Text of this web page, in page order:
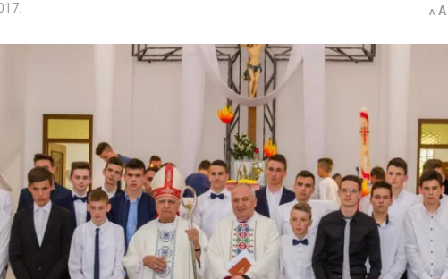
A A